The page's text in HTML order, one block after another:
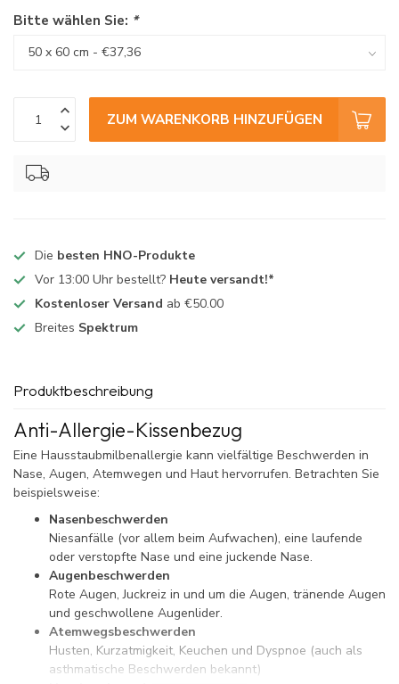
Bitte wählen Sie: *
ZUM WARENKORB HINZUFÜGEN
Die besten HNO-Produkte
Vor 13:00 Uhr bestellt? Heute versandt!*
Kostenloser Versand ab €50.00
Breites Spektrum
Produktbeschreibung
Anti-Allergie-Kissenbezug
Eine Hausstaubmilbenallergie kann vielfältige Beschwerden in
Nase, Augen, Atemwegen und Haut hervorrufen. Betrachten Sie
beispielsweise:
Nasenbeschwerden
Niesanfälle (vor allem beim Aufwachen), eine laufende
oder verstopfte Nase und eine juckende Nase.
Augenbeschwerden
Rote Augen, Juckreiz in und um die Augen, tränende Augen
und geschwollene Augenlider.
Atemwegsbeschwerden
Husten, Kurzatmigkeit, Keuchen und Dyspnoe (auch als
asthmatische Beschwerden bekannt)